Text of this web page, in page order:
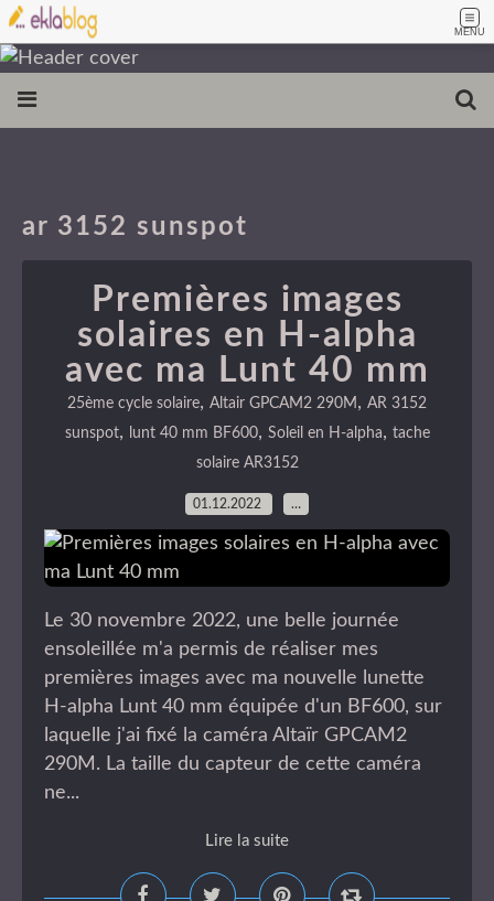
MENU
ar 3152 sunspot
Premières images
solaires en H-alpha
avec ma Lunt 40 mm
25ème cycle solaire, Altair GPCAM2 290M , AR 3152
sunspot, lunt 40 mm BF600, Soleil en H-alpha, tache
solaire AR3152
01.12.2022 …
Le 30 novembre 2022, une belle journée
ensoleillée m'a permis de réaliser mes
premières images avec ma nouvelle lunette
H-alpha Lunt 40 mm équipée d'un BF600, sur
laquelle j'ai fixé la caméra Altaïr GPCAM2
290M. La taille du capteur de cette caméra
ne...
Lire la suite